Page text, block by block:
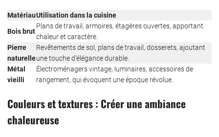
MatériauUtilisation dans la cuisine
Bois brut
Plans de travail, armoires, étagères ouvertes, apportant
chaleur et caractère.
Pierre
naturelle
Revêtements de sol, plans de travail, dosserets, ajoutant
une touche d’élégance durable.
Métal
vieilli
Électroménagers vintage, luminaires, accessoires de
rangement, qui évoquent une époque révolue.
Couleurs et textures : Créer une ambiance
chaleureuse